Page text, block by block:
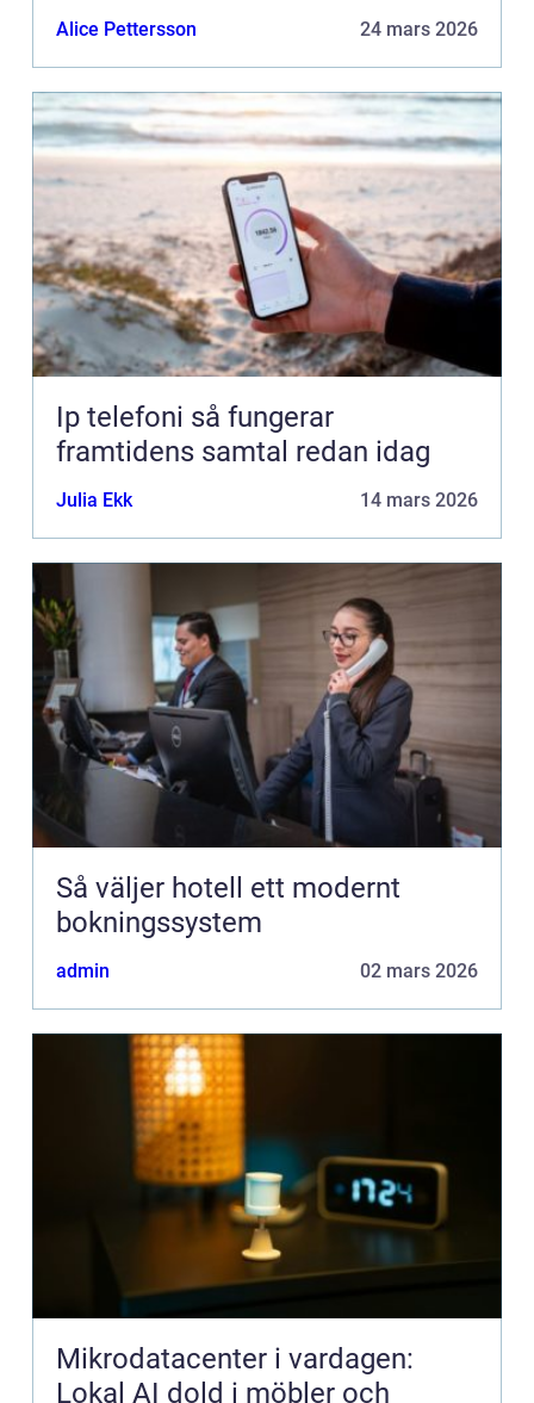
Alice Pettersson 24 mars 2026
Ip telefoni så fungerar
framtidens samtal redan idag
Julia Ekk 14 mars 2026
Så väljer hotell ett modernt
bokningssystem
admin 02 mars 2026
Mikrodatacenter i vardagen:
Lokal AI dold i möbler och